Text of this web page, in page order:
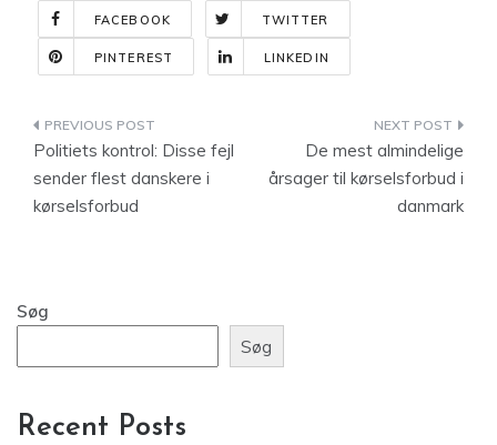
FACEBOOK TWITTER
PINTEREST LINKEDIN
Indlægsnavigation
Politiets kontrol: Disse fejl
sender flest danskere i
kørselsforbud
De mest almindelige
årsager til kørselsforbud i
danmark
Søg
Søg
Recent Posts